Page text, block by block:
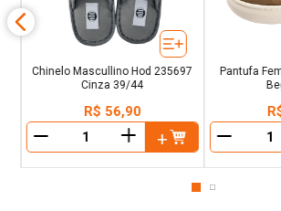
Chinelo Mascullino Hod 235697
Cinza 39/44
R$ 56,90
＋
Pantufa